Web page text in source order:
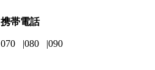
携帯電話
070 080 090